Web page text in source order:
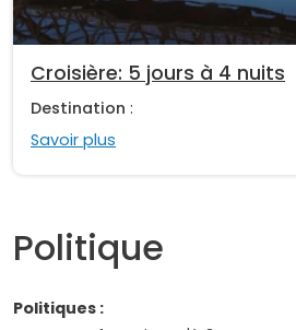
Croisière: 5 jours à 4 nuits
Destination :
Savoir plus
Politique
Politiques :